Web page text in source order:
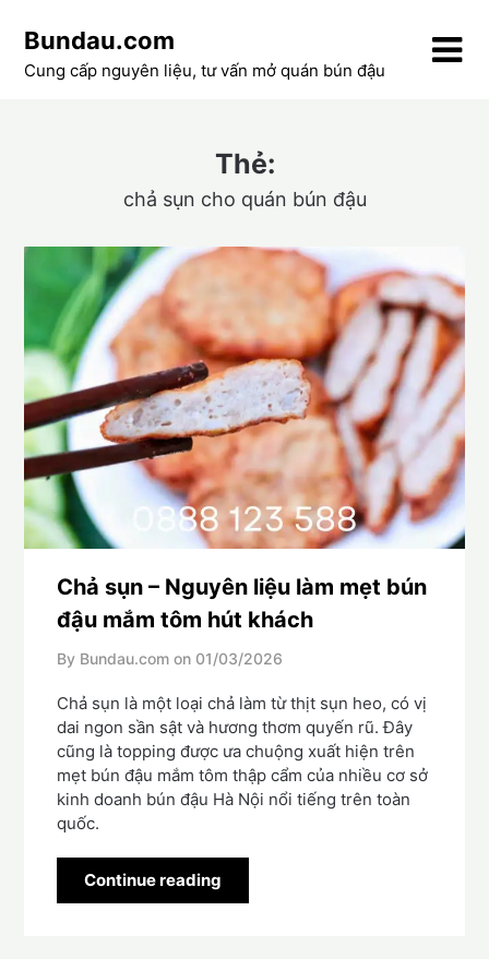
content
Bundau.com
Cung cấp nguyên liệu, tư vấn mở quán bún đậu
Thẻ:
chả sụn cho quán bún đậu
Chả sụn – Nguyên liệu làm mẹt bún
đậu mắm tôm hút khách
By Bundau.com on 01/03/2026
Chả sụn là một loại chả làm từ thịt sụn heo, có vị
dai ngon sần sật và hương thơm quyến rũ. Đây
cũng là topping được ưa chuộng xuất hiện trên
mẹt bún đậu mắm tôm thập cẩm của nhiều cơ sở
kinh doanh bún đậu Hà Nội nổi tiếng trên toàn
quốc.
Continue reading